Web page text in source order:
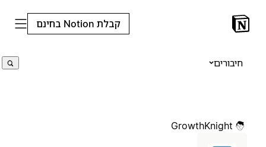
קבלת Notion בחינם
חיבורים
GrowthKnight